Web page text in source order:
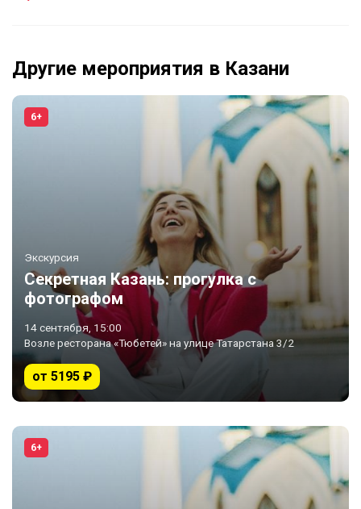
Другие мероприятия в Казани
6+
Экскурсия
Секретная Казань: прогулка с
фотографом
14 сентября, 15:00
Возле ресторана «Тюбетей» на улице Татарстана 3/2
от 5195 ₽
6+